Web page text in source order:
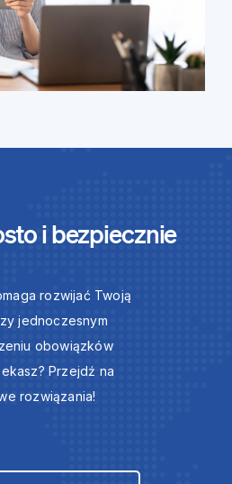
i bezpiecznie
rozwijać Twoją
jednoczesnym
obowiązków
Przejdź na
rozwiązania!